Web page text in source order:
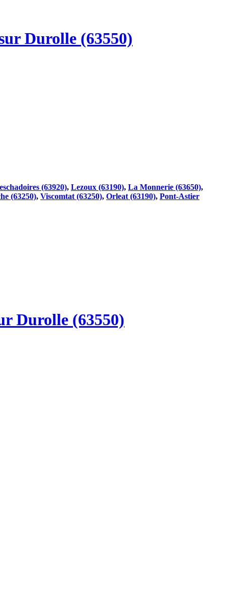
Durolle (63550)
(63920), Lezoux (63190), La Monnerie (63650),
(63250), Viscomtat (63250), Orleat (63190), Pont-Astier
Durolle (63550)